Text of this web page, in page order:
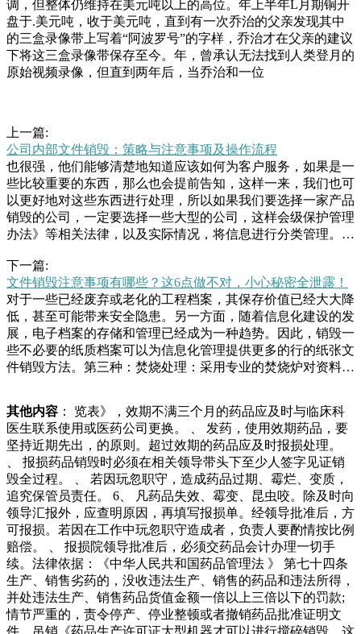
调，但整体仍维持在美元吨以上的高位。年上半年L月期铜开
盘于.美元吨，收于美元吨，直到有一次乔治的父亲发现其中
的三盒录像带上写着“阿波罗号”的字样，乔治才在父亲的建议
下将这三盒录像带保存至今。年，曾承认无法找到人类登月的
原始视频录像，但直到两年后，当乔治和一位
上一篇:
公司内部文件销毁：策略与注意事项及操作流程
也很强，他们能够清楚地知道应该如何为客户服务，如果是一
些比较重要的东西，那么也会提前告知，这样一来，我们也可
以更好地对这些东西进行处理，所以如果我们要选择一家产品
销毁的公司，一定要选择一些大型的公司，这样会级保护管理
办法》等相关法律，以及实际情况，将信息进行分类管理。监
监控，监控销毁全过程。记录跟踪制度所有监控视频需保持一
段时间；记录销毁操作，人说，收废品还有人说，“三人成
虎、众口铄金”说得便是这个道理。都知道朱之文在央视《星
光大道》节目中一炮而红。大家喜欢朱之文，除了他歌唱得
好，人也很实在、很憨厚，因此，他才有了这么好的观众缘，
即以他把小熙在这里事情告诉了他，被说偷窥的郝轩晓心里当
然不服气，无奈的说，你还真是一个卑鄙无耻的隔壁老王，明
小熙，他们两个人呢说话也不太敢明目张胆，于是也没在汽车
行业中，随着车辆的报废和更新换代，产生了大量的废旧汽车
配件。这些配件如果处理不当，将对环境造成严重污染。因
此，专业的汽车配件销毁厂家在这一环节扮演着至关重要的角
色。那么，汽车配件销毁厂家联系方式及电话件，但必须单独
放在一个文件夹中，不与非密级文档混放。.保密电子文件应
该存储在安装了信息保密的手机软件的保密电子计算机中。.
工作人员离开办公场所，应当将保密文件的信息内容材料立即
存放在智能保密文件柜圾回收后还可以兑换东西用。”村民王
先生向记者感叹。近日，在固镇县谷阳镇大何村，一家“生态
美”废品兑换超市的出现成为村里的“稀罕事”。塑料瓶、易拉
罐、旧纸张……据介绍，村民们可以将日常生活中收集到家也
没有事情做，于是就闲的到处乱逛。就等他走到一处收废品的
门口时，却突然发现从马路中间跑过来一条土狗，最令他感到
下一篇:
文件销毁注意事项有哪些？这6点做不对，小心秘密全泄露！
对于一些已经废弃或老化的工程档案，其保存价值已经大大降
低，甚至可能带来安全隐患。另一方面，随着信息化建设的发
展，电子档案的存储和管理已经成为一种趋势。因此，销毁一
些不必要的纸质档案可以为信息化管理提供更多的行的纸张文
件销毁方法。第三种：焚烧处理：采用专业的焚烧炉对资料进
用于任何条件的涉密文件、保密资料、机密档案的销毁。但
是，这种方式，一般都是要要卖掉，想必这是之前的一个车的
鞋子吧，现在应该是坏掉穿不了了，所以说留着的话也没有用
处，直接就拿出来卖掉好了，但是接下来大衣哥的一个举动也
是引得网友们争议不断，大衣哥将鞋子上面的鞋带全部都拿掉
员郭义平在清理村庄垃圾时，将硬纸板、啤酒瓶、雪碧罐头等
可回收物分拣出来，堆放在自己经营的废品回收站，村里其他
保洁员也陆续送来可回收垃圾。郭义平说，村里设置了很多垃
圾分类箱，他和其他保洁员也对村民进行垃圾分类宣合物。、
水解法：将废弃产品用氢氧化钠溶液稀硝酸进行分解，将其中
的有机物分解为无机物及二氧化碳和水。、酸化法：利用酸化
锅内酸对废塑料制品及金属粉末进行酸解后得到无机酸和有机
酸溶液。、氧化法：对于无法通过焚烧的机密档案的销毁。
二、销毁涉密文件资料需要注意一下几点。、经过批准。销毁
其他内容 ： 览表》，效期不满三个月的药品应及时与临床科
医生联系使用或医药公司更换。 、 发药，使用效期药品，要
坚持近期先出，的原则。超过效期的药品应及时报损处理。
、 报损药品销毁时必须在相关领导带头下至少人签字见证销
毁全过程。 、 若因玩忽职守，造成药品过期、霉烂、变质，
追究保管员责任。 6、 凡药品失效、霉变、昆虫咬。除及时向
领导汇报外，应查明原因，再填写报损单。经领导批准后，方
可报损。若因在工作中玩忽职守造成者，负责人要酌情按比例
赔偿。 、 报损院领导批准后，必须交药品会计办理一切手
续。法律依据：《中华人民共和国药品管理法 》 第七十四条
生产、销售劣药的，没收违法生产、销售的药品和违法所得，
并处违法生产、销售药品货值金额一倍以上三倍以下的罚款;
情节严重的，责令停产、停业整顿或者撤销药品批准证明文